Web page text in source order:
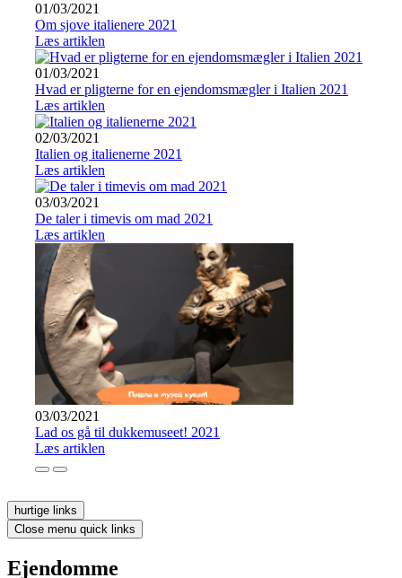
01/03/2021
Om sjove italienere 2021
Læs artiklen
01/03/2021
Hvad er pligterne for en ejendomsmægler i Italien 2021
Læs artiklen
02/03/2021
Italien og italienerne 2021
Læs artiklen
03/03/2021
De taler i timevis om mad 2021
Læs artiklen
03/03/2021
Lad os gå til dukkemuseet! 2021
Læs artiklen
hurtige links
Close menu quick links
Ejendomme